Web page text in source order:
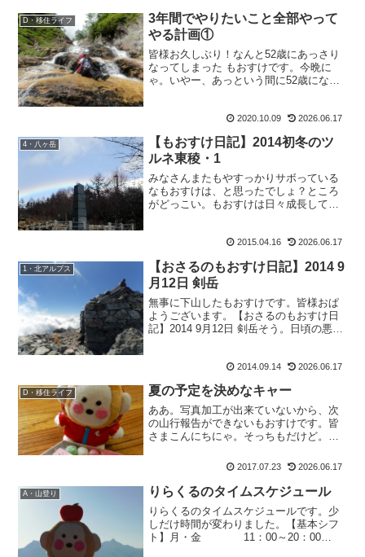
D・移住ライフ
3年間でやりたいこと全部やって
やる計画①
皆様お久しぶり！なんと52歳にあっさり
なってしまった もおすけです。今晩に
ゃ。いやー、あっという間に52歳になっ
やらLINEやらお葉書やらを頂きまして。
これにもびっくら...
2020.10.09 2026.06.17
4・八ヶ岳
【もおすけ日記】2014初冬のツ
ルネ東稜・1
みなさんまたもやすっかりサボっている
なもおすけは、と思ったでしょ？ところ
がどっこい。もおすけは日々成長してい
っ！と自分でサボったと認めてしまっ
2015.04.16 2026.06.17
1・北アルプス
【おさるのもおすけ日記】2014 9
月12日 剣岳
無事に下山したもおすけです。皆様おぱ
ようございます。【おさるのもおすけ日
記】2014 9月12日 剣岳そう。日頃の悪行
んな人から声を掛けられ、お恥ずかしい
限り。でもお蔭...
2014.09.14 2026.06.17
D・移住ライフ 夏の予定を決めなキャー
ああ。写真加工が出来ていないから、次
の山行報告ができないもおすけです。皆
さまこんにちにゃ。そっちもだけど。あ
の縦走予定。結局さぶちんと夢の赤木沢
休みをどこに行くか決めて...
2017.07.23 2026.06.17
A・山登り りらくるのタイムスケジュール
りらくるのタイムスケジュールです。少
しだけ時間が変わりました。【基本シフ
ト】月・金 11：00～20：00